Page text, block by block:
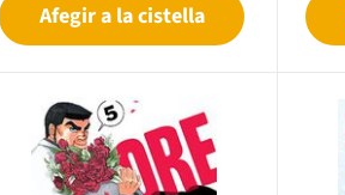
Afegir a la cistella